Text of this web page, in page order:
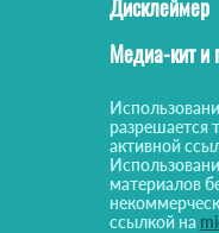
Дисклеймер
Медиа-кит и
разрешается
активной
материалов
ссылкой на